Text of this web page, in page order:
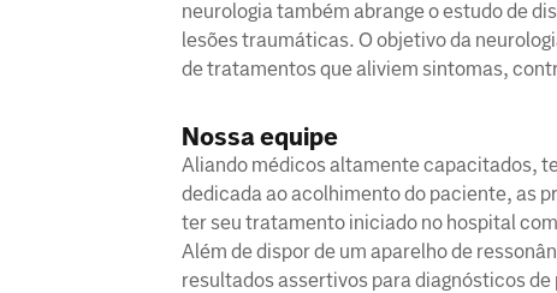
neurologia também abrange o estudo de
lesões traumáticas. O objetivo da
de tratamentos que aliviem sintomas,
Nossa equipe
Aliando médicos altamente capacitados,
dedicada ao acolhimento do paciente, as
ter seu tratamento iniciado no hospital
Além de dispor de um aparelho de
resultados assertivos para diagnósticos